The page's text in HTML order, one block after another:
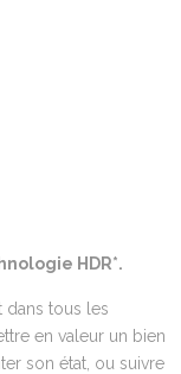
HDR*.
dans tous les
en valeur un bien
son état, ou suivre